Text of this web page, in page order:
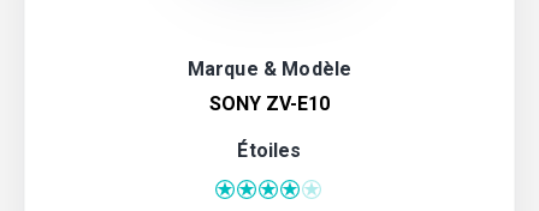
Marque & Modèle
SONY ZV-E10
Étoiles